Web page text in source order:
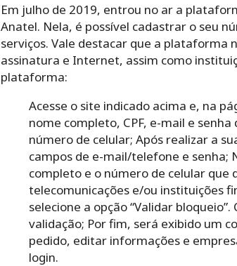
Em julho de 2019, entrou no ar a
Anatel. Nela, é possível cadastrar o seu
serviços. Vale destacar que a plataforma
assinatura e Internet, assim como
plataforma:
Acesse o site indicado acima e, na
nome completo, CPF, e-mail e
número de celular; Após realizar a
campos de e-mail/telefone e senha;
completo e o número de celular que
telecomunicações e/ou instituições
selecione a opção “Validar bloqueio”.
validação; Por fim, será exibido um
pedido, editar informações e
login.